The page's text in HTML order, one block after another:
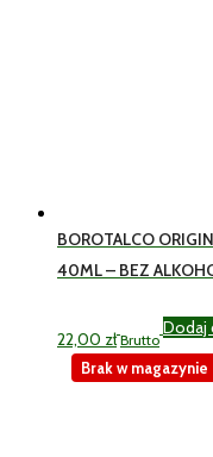
BOROTALCO
40ML – BEZ
22,00 zł Brutto
Dodaj
Brak w magazynie